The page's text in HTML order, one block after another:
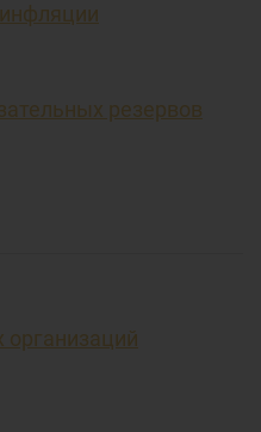
резервов
организаций